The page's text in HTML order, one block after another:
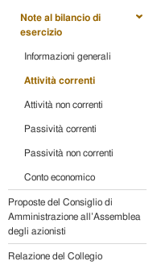
Note al bilancio di
esercizio
Informazioni generali
Attività correnti
Attività non correnti
Passività correnti
Passività non correnti
Conto economico
Proposte del Consiglio di
Amministrazione all’Assemblea
degli azionisti
Relazione del Collegio